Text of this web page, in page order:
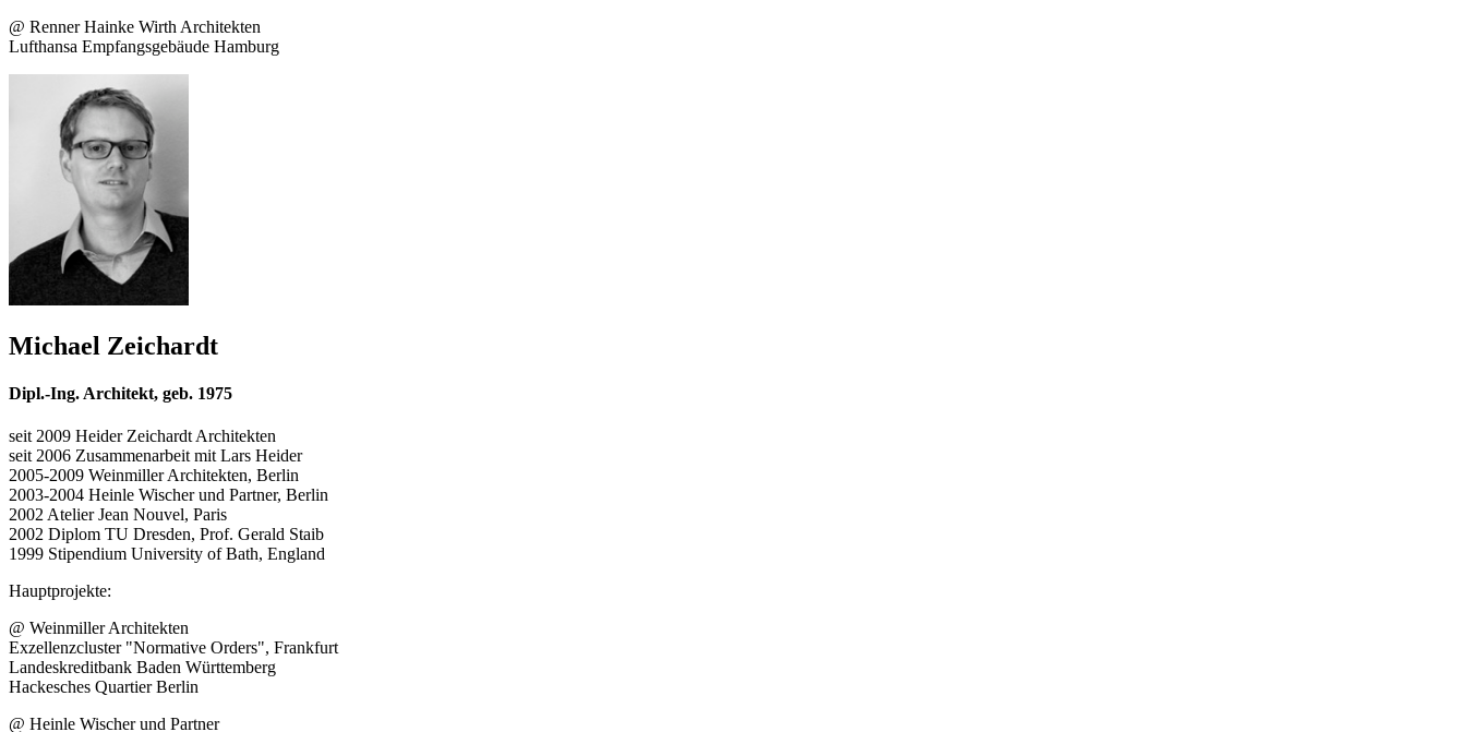
@ Renner Hainke Wirth Architekten
Lufthansa Empfangsgebäude Hamburg
Michael Zeichardt
Dipl.-Ing. Architekt, geb. 1975
seit 2009 Heider Zeichardt Architekten
seit 2006 Zusammenarbeit mit Lars Heider
2005-2009 Weinmiller Architekten, Berlin
2003-2004 Heinle Wischer und Partner, Berlin
2002 Atelier Jean Nouvel, Paris
2002 Diplom TU Dresden, Prof. Gerald Staib
1999 Stipendium University of Bath, England
Hauptprojekte:
@ Weinmiller Architekten
Exzellenzcluster "Normative Orders", Frankfurt
Landeskreditbank Baden Württemberg
Hackesches Quartier Berlin
@ Heinle Wischer und Partner